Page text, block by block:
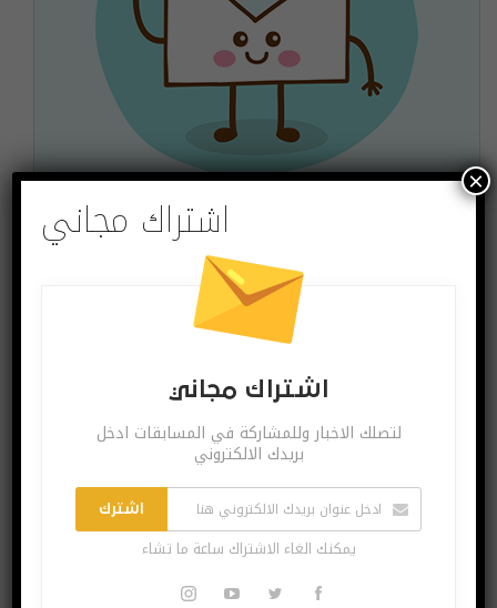
اشتراك مجاني
لتصلك الاخبار وللمشاركة في المسابقات ادخل بريدك
الالكتروني
يمكنك الغاء الاشتراك ساعة ما تشاء
البوست السابق
الكشف عن اختبارات
الأداء الخاصة بهاتف
البوست القادم
الوضع الليلي قادم
لتطبيق فيسبوك..
اشتراك مجاني
اشتراك مجاني
لتصلك الاخبار وللمشاركة في المسابقات ادخل
بريدك الالكتروني
اشترك
يمكنك الغاء الاشتراك ساعة ما تشاء
×